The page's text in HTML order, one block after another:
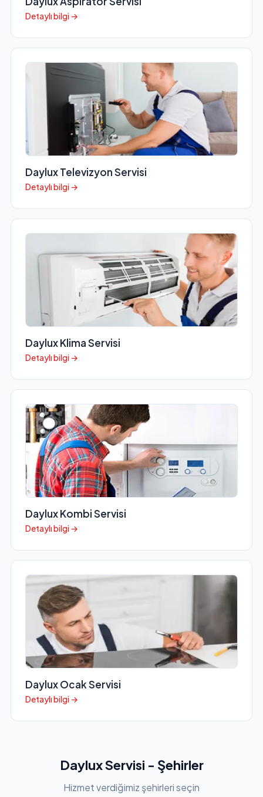
Detaylı bilgi →
Daylux Televizyon Servisi
Detaylı bilgi →
Daylux Klima Servisi
Detaylı bilgi →
Daylux Kombi Servisi
Detaylı bilgi →
Daylux Ocak Servisi
Detaylı bilgi →
Daylux Servisi - Şehirler
Hizmet verdiğimiz şehirleri seçin